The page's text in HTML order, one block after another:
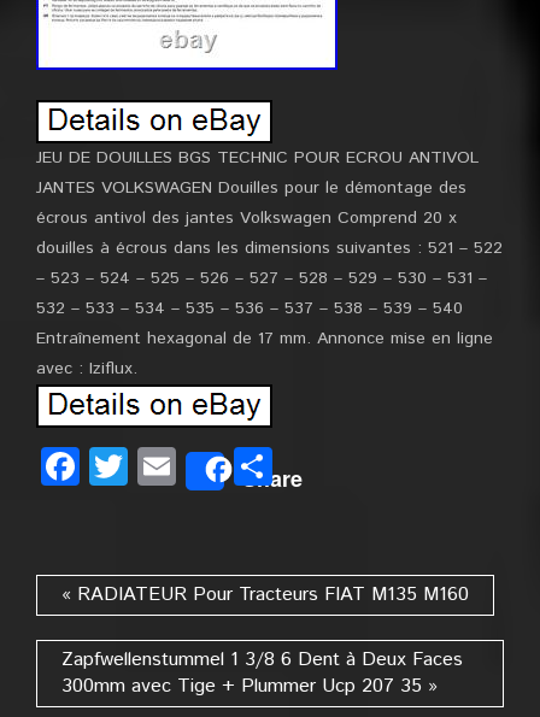
JEU DE DOUILLES BGS TECHNIC POUR ECROU ANTIVOL
JANTES VOLKSWAGEN Douilles pour le démontage des
écrous antivol des jantes Volkswagen Comprend 20 x
douilles à écrous dans les dimensions suivantes : 521 – 522
– 523 – 524 – 525 – 526 – 527 – 528 – 529 – 530 – 531 –
532 – 533 – 534 – 535 – 536 – 537 – 538 – 539 – 540
Entraînement hexagonal de 17 mm. Annonce mise en ligne
avec : Iziflux.
Facebook
Twitter
EmailSharePartager
« RADIATEUR Pour Tracteurs FIAT M135 M160
Zapfwellenstummel 1 3/8 6 Dent à Deux Faces
300mm avec Tige + Plummer Ucp 207 35 »